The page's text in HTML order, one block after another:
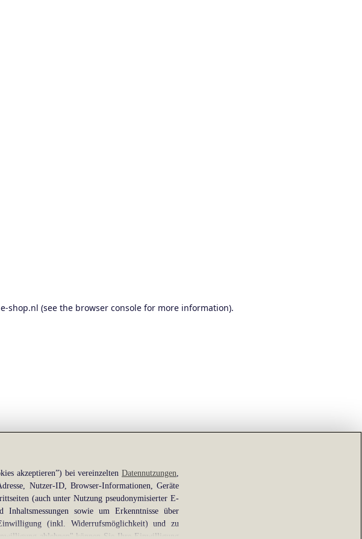
shop.nl (see the browser consolefor more information).
akzeptieren”) bei vereinzeltenDatennutzungen
Nutzer-ID, Browser-Informationen, Geräte
(auch unter Nutzung pseudonymisierter E-
sowie um Erkenntnisse über
(inkl. Widerrufsmöglichkeit) und zu
ablehnen" können Sie Ihre Einwilligung